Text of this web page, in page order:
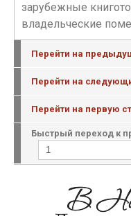
зарубежные
владельческие
Перейти на
Перейти на
Перейти на первую
Быстрый переход к